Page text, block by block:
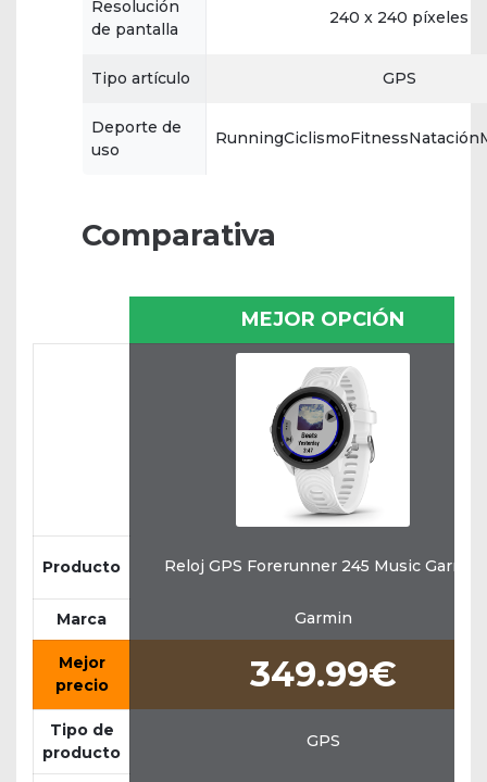
Resolución
de pantalla
240 x 240 píxeles
Tipo artículo GPS
Deporte de
uso
Comparativa
MEJOR OPCIÓN
Producto Reloj GPS Forerunner 245 Music Garmin
Marca Garmin
Mejor
precio
349.99€
Tipo de
producto
GPS